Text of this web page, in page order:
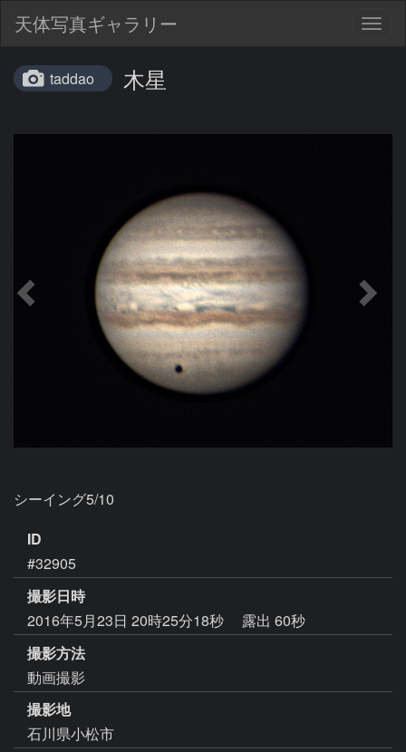
天体写真ギャラリー
taddao 木星
シーイング5/10
ID
#32905
撮影日時
2016年5月23日 20時25分18秒
露出 60秒
撮影方法
動画撮影
撮影地
石川県小松市